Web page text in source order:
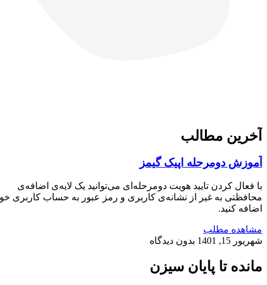
آخرین مطالب
آموزش دومرحله اپیک گیمز
با فعال کردن تایید هویت دومرحله‌ای می‌توانید یک لایه‌ی اضافه‌ی
محافظتی به غیر از نشانه‌ی کاربری و رمز عبور به حساب کاربری خود
اضافه کنید.
مشاهده مطلب
شهریور 15, 1401
بدون دیدگاه
مانده تا پایان سیزن